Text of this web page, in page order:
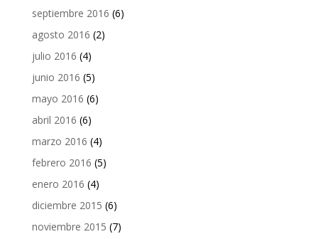
septiembre 2016 (6)
agosto 2016 (2)
julio 2016 (4)
junio 2016 (5)
mayo 2016 (6)
abril 2016 (6)
marzo 2016 (4)
febrero 2016 (5)
enero 2016 (4)
diciembre 2015 (6)
noviembre 2015 (7)